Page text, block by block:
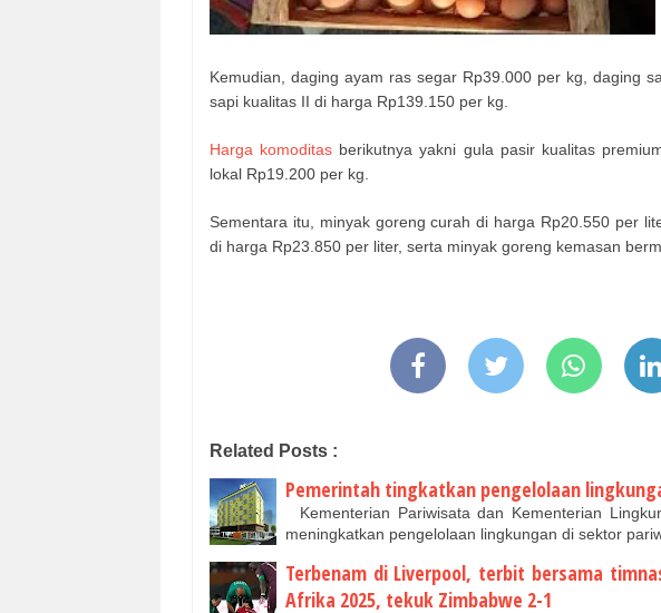
Kemudian, daging ayam ras segar Rp39.000 per kg, daging
sapi kualitas II di harga Rp139.150 per kg.
Harga komoditas berikutnya yakni gula pasir kualitas
lokal Rp19.200 per kg.
Sementara itu, minyak goreng curah di harga Rp20.550 per
di harga Rp23.850 per liter, serta minyak goreng kemasan
Related Posts :
Pemerintah tingkatkan pengelolaan
Kementerian Pariwisata dan Kementerian
meningkatkan pengelolaan lingkungan di sektor
Terbenam di Liverpool, terbit bersama
Afrika 2025, tekuk Zimbabwe 2-1